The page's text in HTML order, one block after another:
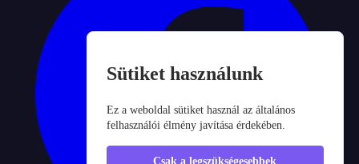
Sütiket használunk
Ez a weboldal sütiket használ az általános
felhasználói élmény javítása érdekében.
Csak a legszükségesebbek